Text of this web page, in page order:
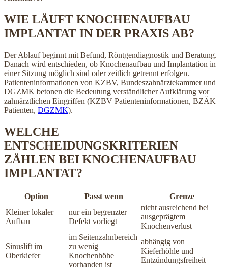
WIE LÄUFT KNOCHENAUFBAU
IMPLANTAT IN DER PRAXIS AB?
Der Ablauf beginnt mit Befund, Röntgendiagnostik und Beratung.
Danach wird entschieden, ob Knochenaufbau und Implantation in
einer Sitzung möglich sind oder zeitlich getrennt erfolgen.
Patienteninformationen von KZBV, Bundeszahnärztekammer und
DGZMK betonen die Bedeutung verständlicher Aufklärung vor
zahnärztlichen Eingriffen (KZBV Patienteninformationen, BZÄK
Patienten, DGZMK).
WELCHE
ENTSCHEIDUNGSKRITERIEN
ZÄHLEN BEI KNOCHENAUFBAU
IMPLANTAT?
Option Passt wenn
Grenze
Kleiner lokaler
Aufbau
nur ein begrenzter
Defekt vorliegt
nicht ausreichend bei
ausgeprägtem
Knochenverlust
Sinuslift im
Oberkiefer
im Seitenzahnbereich
zu wenig
Knochenhöhe
vorhanden ist
abhängig von
Kieferhöhle und
Entzündungsfreiheit